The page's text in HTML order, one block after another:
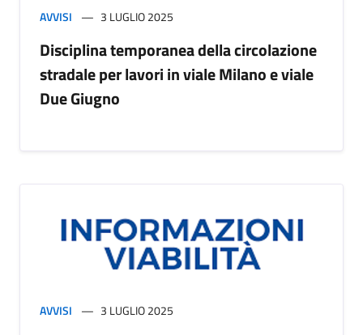
AVVISI 3 LUGLIO 2025
Disciplina temporanea della circolazione
stradale per lavori in viale Milano e viale
Due Giugno
AVVISI 3 LUGLIO 2025